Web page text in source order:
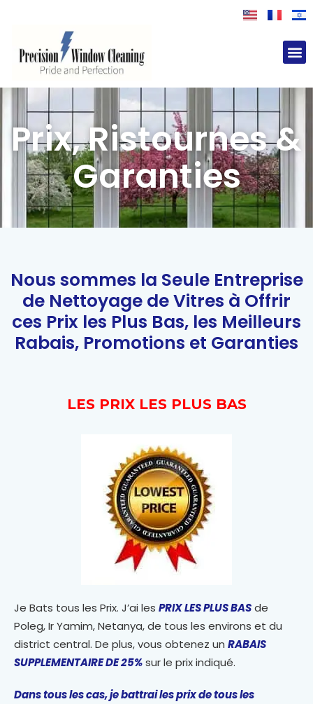
Prix, Ristournes &
Garanties
Nous sommes la Seule Entreprise
de Nettoyage de Vitres à Offrir
ces Prix les Plus Bas, les Meilleurs
Rabais, Promotions et Garanties
LES PRIX LES PLUS BAS
Je Bats tous les Prix. J’ai les PRIX LES PLUS BASde
Poleg, Ir Yamim, Netanya, de tous les environs et du
district central. De plus, vous obtenez un RABAIS
SUPPLEMENTAIRE DE 25%sur le prix indiqué.
Dans tous les cas, je battrai les prix de tous les